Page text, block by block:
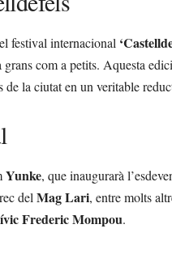
festival internacional
com a petits. Aquesta
de la ciutat en un veritable
Yunke, que inaugurarà
delMag Lari, entre molts
Frederic Mompou.